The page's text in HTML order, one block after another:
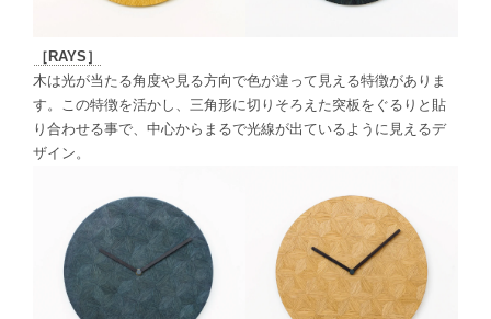
［RAYS］
木は光が当たる角度や見る方向で色が違って見える特徴がありま
す。この特徴を活かし、 三角形に切りそろえた突板をぐるりと貼
り合わせる事で、 中心からまるで光線が出ているように見えるデ
ザイン。